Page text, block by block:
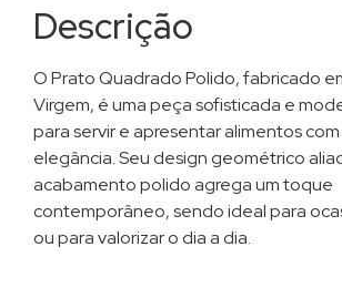
Descrição
O Prato Quadrado Polido, fabricado
Virgem, é uma peça sofisticada e
para servir e apresentar alimentos
elegância. Seu design geométrico
acabamento polido agrega um toque
contemporâneo, sendo ideal para
ou para valorizar o dia a dia.